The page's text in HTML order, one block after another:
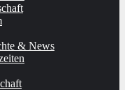
& News